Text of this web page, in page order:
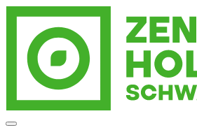
springen
springen
springen